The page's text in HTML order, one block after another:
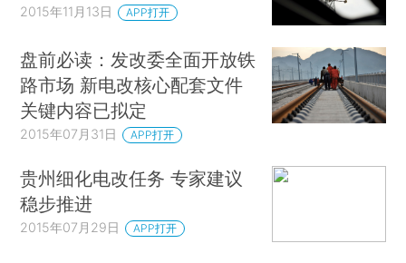
2015年11月13日 APP打开
盘前必读：发改委全面开放铁
路市场 新电改核心配套文件
关键内容已拟定
2015年07月31日 APP打开
贵州细化电改任务 专家建议
稳步推进
2015年07月29日 APP打开